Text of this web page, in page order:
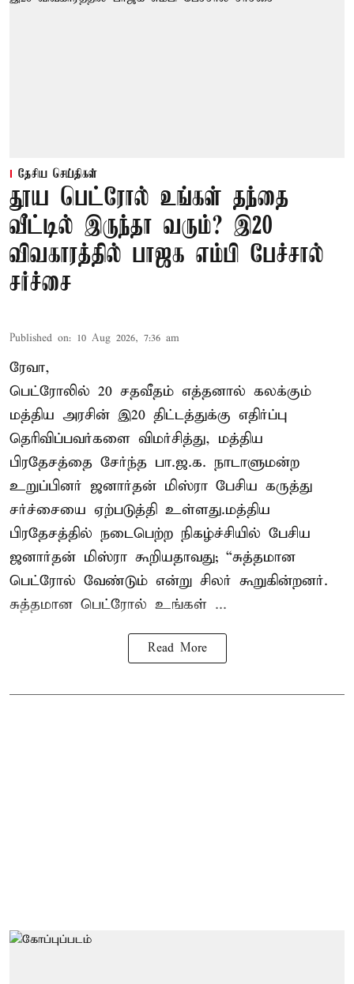
தேசிய செய்திகள்
தூய பெட்ரோல் உங்கள் தந்தை
வீட்டில் இருந்தா வரும்? இ20
விவகாரத்தில் பாஜக எம்பி பேச்சால்
சர்ச்சை
Published on: 10 Aug 2026, 7:36 am
ரேவா,
பெட்ரோலில் 20 சதவீதம் எத்தனால் கலக்கும்
மத்திய அரசின் இ20 திட்டத்துக்கு எதிர்ப்பு
தெரிவிப்பவர்களை விமர்சித்து, மத்திய
பிரதேசத்தை சேர்ந்த பா.ஜ.க. நாடாளுமன்ற
உறுப்பினர் ஜனார்தன் மிஸ்ரா பேசிய கருத்து
சர்ச்சையை ஏற்படுத்தி உள்ளது.மத்திய
பிரதேசத்தில் நடைபெற்ற நிகழ்ச்சியில் பேசிய
ஜனார்தன் மிஸ்ரா கூறியதாவது; “சுத்தமான
பெட்ரோல் வேண்டும் என்று சிலர் கூறுகின்றனர்.
சுத்தமான பெட்ரோல் உங்கள் ...
Read More